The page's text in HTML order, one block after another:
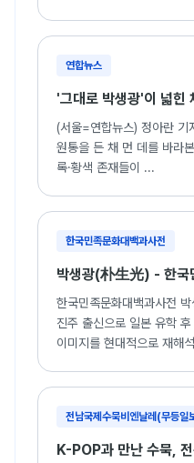
연합뉴스
'그대로 박생광'이 넓힌
(서울=연합뉴스) 정아란
원통을 든 채 먼 데를 바라
록·황색 존재들이 ...
한국민족문화대백과사전
박생광(朴生光) - 한국
한국민족문화대백과사전
진주 출신으로 일본 유학
이미지를 현대적으로 재해
전남국제수묵비엔날레(무등일
K-POP과 만난 수묵,